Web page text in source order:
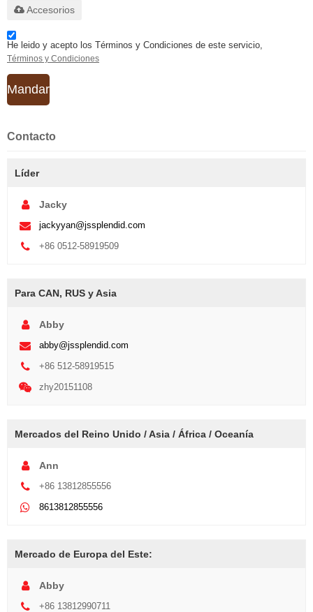
Accesorios
He leido y acepto los Términos y Condiciones de este servicio,
Términos y Condiciones
Mandar
Contacto
Líder
Jacky
jackyyan@jssplendid.com
+86 0512-58919509
Para CAN, RUS y Asia
Abby
abby@jssplendid.com
+86 512-58919515
zhy20151108
Mercados del Reino Unido / Asia / África / Oceanía
Ann
+86 13812855556
8613812855556
Mercado de Europa del Este:
Abby
+86 13812990711